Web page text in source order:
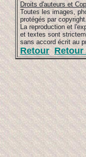
Droits d'auteurs et
Toutes les images,
protégés par copyright.
La reproduction et
et textes sont
sans accord écrit au
Retour Retour